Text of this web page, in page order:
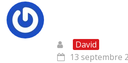
David
13 septembre